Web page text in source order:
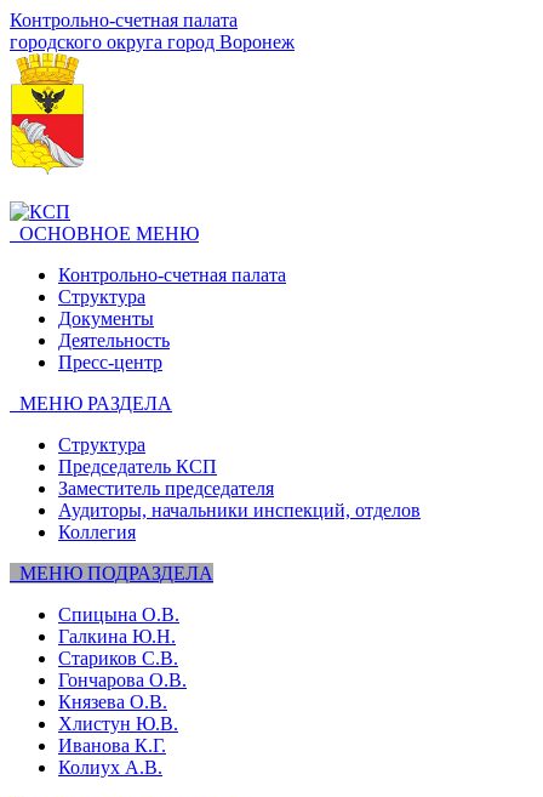
Контрольно-счетная палата
городского округа город Воронеж
ОСНОВНОЕ МЕНЮ
Контрольно-счетная палата
Структура
Документы
Деятельность
Пресс-центр
МЕНЮ РАЗДЕЛА
Структура
Председатель КСП
Заместитель председателя
Аудиторы, начальники инспекций, отделов
Коллегия
МЕНЮ ПОДРАЗДЕЛА
Спицына О.В.
Галкина Ю.Н.
Стариков С.В.
Гончарова О.В.
Князева О.В.
Хлистун Ю.В.
Иванова К.Г.
Колиух А.В.